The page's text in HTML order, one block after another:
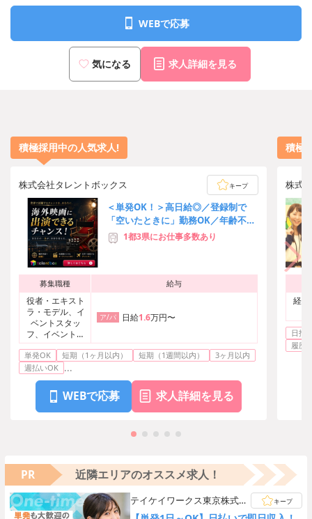
WEBで応募
気になる 求人詳細を見る
積極採用中の人気求人!
株式会社タレントボックス キープ
＜単発OK！＞高日給◎／登録制で
「空いたときに」勤務OK／年齢不問
／LINE応募で採用率UP♪
1都3県にお仕事多数あり
募集職種 給与
役者・エキスト
ラ・モデル、イ
ベントスタッ
フ、イベント・
芸能その他
ア/パ 日給1.6万円〜
単発OK 短期（1ヶ月以内） 短期（1週間以内）
3ヶ月以内
週払いOK ...
WEBで応募 求人詳細を見る
積極
株式
経理
日払
履歴
PR 近隣エリアのオススメ求人！
テイケイワークス東京株式会
社 成田支店
キープ